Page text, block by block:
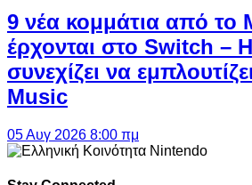
9 νέα κομμάτια από το
έρχονται στο Switch –
συνεχίζει να
Music
05 Αυγ 2026 8:00 πμ